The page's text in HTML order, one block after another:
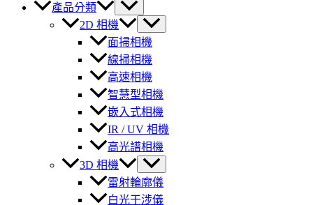
產品分類
2D 相機
面掃相機
線掃相機
高速相機
智慧型相機
嵌入式相機
IR / UV 相機
高光譜相機
3D 相機
雷射輪廓儀
白光干涉儀